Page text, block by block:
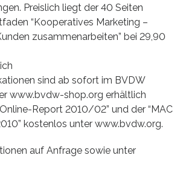
Preislich liegt der 40 Seiten
“Kooperatives Marketing –
zusammenarbeiten” bei 29,90
sind ab sofort im BVDW
www.bvdw-shop.org erhältlich
Report 2010/02” und der “MAC
kostenlos unter www.bvdw.org.
auf Anfrage sowie unter